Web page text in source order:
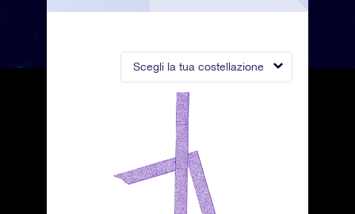
Scegli la tua costellazione